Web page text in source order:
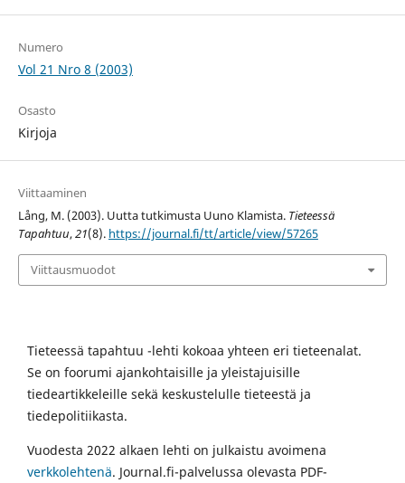
Numero
Vol 21 Nro 8 (2003)
Osasto
Kirjoja
Viittaaminen
Lång, M. (2003). Uutta tutkimusta Uuno Klamista. Tieteessä
Tapahtuu,21(8). https://journal.fi/tt/article/view/57265
Viittausmuodot
Tieteessä tapahtuu -lehti kokoaa yhteen eri tieteenalat.
Se on foorumi ajankohtaisille ja yleistajuisille
tiedeartikkeleille sekä keskustelulle tieteestä ja
tiedepolitiikasta.
Vuodesta 2022 alkaen lehti on julkaistu avoimena
verkkolehtenä. Journal.fi-palvelussa olevasta PDF-